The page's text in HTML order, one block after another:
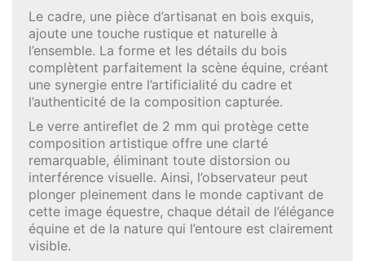
Le cadre, une pièce d’artisanat en bois exquis,
ajoute une touche rustique et naturelle à
l’ensemble. La forme et les détails du bois
complètent parfaitement la scène équine, créant
une synergie entre l’artificialité du cadre et
l’authenticité de la composition capturée.
Le verre antireflet de 2 mm qui protège cette
composition artistique offre une clarté
remarquable, éliminant toute distorsion ou
interférence visuelle. Ainsi, l’observateur peut
plonger pleinement dans le monde captivant de
cette image équestre, chaque détail de l’élégance
équine et de la nature qui l’entoure est clairement
visible.